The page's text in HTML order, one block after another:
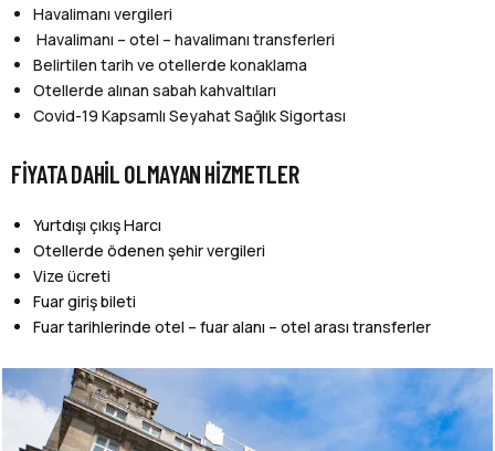
Havalimanı vergileri
Havalimanı – otel – havalimanı transferleri
Belirtilen tarih ve otellerde konaklama
Otellerde alınan sabah kahvaltıları
Covid-19 Kapsamlı Seyahat Sağlık Sigortası
FIYATA DAHIL OLMAYAN HIZMETLER
Yurtdışı çıkış Harcı
Otellerde ödenen şehir vergileri
Vize ücreti
Fuar giriş bileti
Fuar tarihlerinde otel – fuar alanı – otel arası transferler